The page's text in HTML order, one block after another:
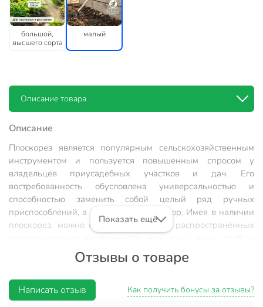
большой,
высшего сорта
малый
Описание товара
Описание
Плоскорез является популярным сельскохозяйственным
инструментом и пользуется повышенным спросом у
владельцев приусадебных участков и дач. Его
востребованность обусловлена универсальностью и
способностью заменить собой целый ряд ручных
приспособлений, а иногда и культиватор. Имея в наличии
плоскорез, можно обойтись без таких распространённых
кирки, соха и лопата.
Материал рабочей части: металл.
Показать ещё
Отзывы о товаре
Написать отзыв Как получить бонусы за отзывы?